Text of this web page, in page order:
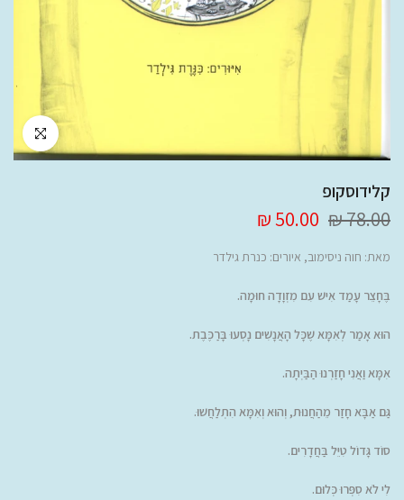
לחץ להגדלה
קלידוסקופ
78.00 ₪
50.00 ₪
מאת: חוה ניסימוב, איורים: כנרת גילדר
בֶּחָצֵר עָמַד אִישׁ עִם מִזְוָדָה חוּמָה.
הוּא אָמַר לְאִמָּא שֶׁכָּל הָאֲנָשִׁים נָסְעוּ בָּרַכֶּבֶת.
אִמָּא וַאֲנִי חָזַרְנוּ הַבַּיְתָה.
גַּם אַבָּא חָזַר מֵהַחֲנוּת, וְהוּא וְאִמָּא הִתְלַחֲשׁוּ.
סוֹד גָּדוֹל טִיֵּל בַּחֲדָרִים.
לִי לֹא סִפְּרוּ כְּלוּם.